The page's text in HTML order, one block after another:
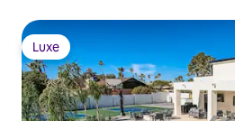
Luxe
Luxe